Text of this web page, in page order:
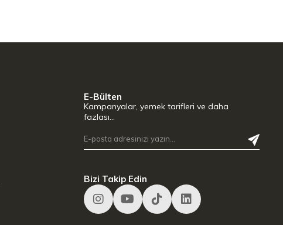
E-Bülten
Kampanyalar, yemek tarifleri ve daha
fazlası…
Bizi Takip Edin